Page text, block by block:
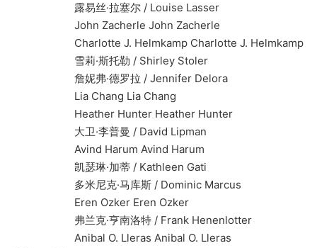
露易丝·拉塞尔 / Louise Lasser
John Zacherle John Zacherle
Charlotte J. Helmkamp Charlotte J. Helmkamp
雪莉·斯托勒 / Shirley Stoler
詹妮弗·德罗拉 / Jennifer Delora
Lia Chang Lia Chang
Heather Hunter Heather Hunter
大卫·李普曼 / David Lipman
Avind Harum Avind Harum
凯瑟琳·加蒂 / Kathleen Gati
多米尼克·马库斯 / Dominic Marcus
Eren Ozker Eren Ozker
弗兰克·亨南洛特 / Frank Henenlotter
Anibal O. Lleras Anibal O. Lleras